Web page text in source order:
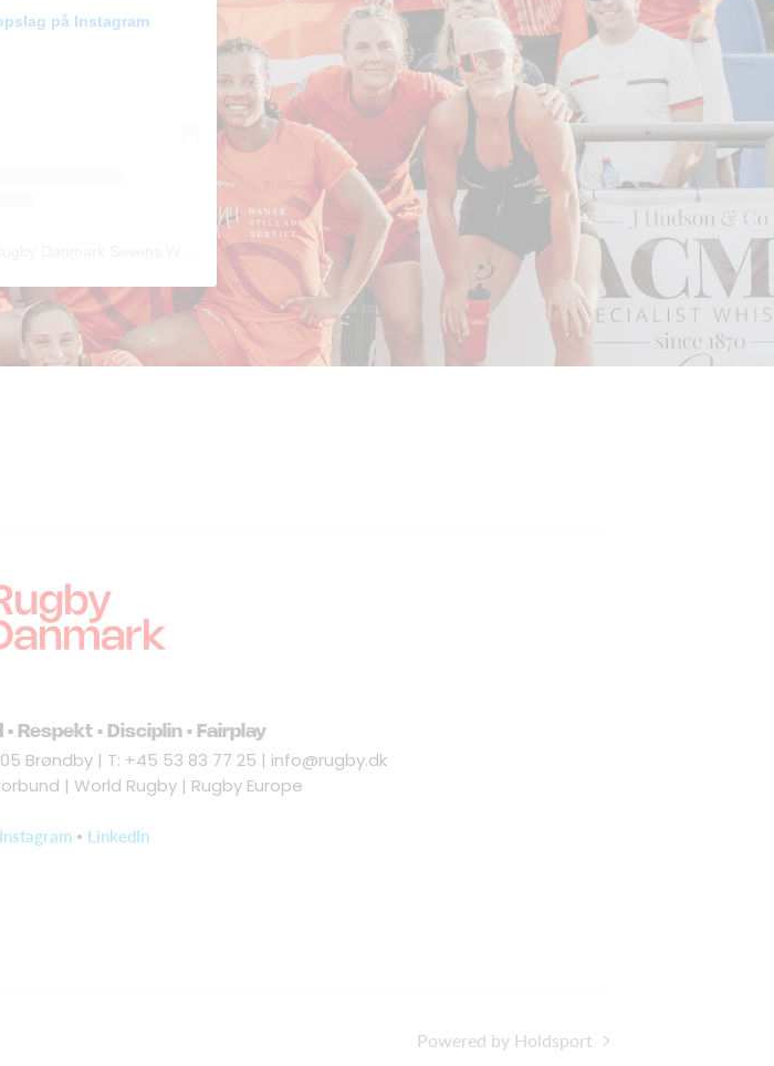
på Instagram
Respekt • Disciplin • Fairplay
Brøndby | T: +45 53 83 77 25 | info@rugby.dk
| World Rugby | Rugby Europe
Instagram • LinkedIn
Powered by Holdsport